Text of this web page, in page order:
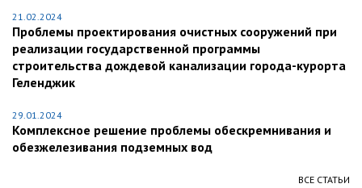
21.02.2024
Проблемы проектирования очистных сооружений при
реализации государственной программы
строительства дождевой канализации города-курорта
Геленджик
29.01.2024
Комплексное решение проблемы обескремнивания и
обезжелезивания подземных вод
ВСЕ СТАТЬИ